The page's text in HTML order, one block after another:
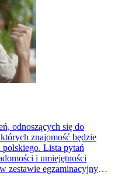
odnoszących się do
znajomość będzie
polskiego. Lista pytań
i umiejętności
zestawie egzaminacyjnym,